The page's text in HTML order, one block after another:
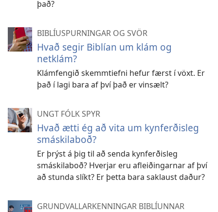
það?
BIBLÍUSPURNINGAR OG SVÖR
Hvað segir Biblían um klám og
netklám?
Klámfengið skemmtiefni hefur færst í vöxt. Er
það í lagi bara af því það er vinsælt?
UNGT FÓLK SPYR
Hvað ætti ég að vita um kynferðisleg
smáskilaboð?
Er þrýst á þig til að senda kynferðisleg
smáskilaboð? Hverjar eru afleiðingarnar af því
að stunda slíkt? Er þetta bara saklaust daður?
GRUNDVALLARKENNINGAR BIBLÍUNNAR